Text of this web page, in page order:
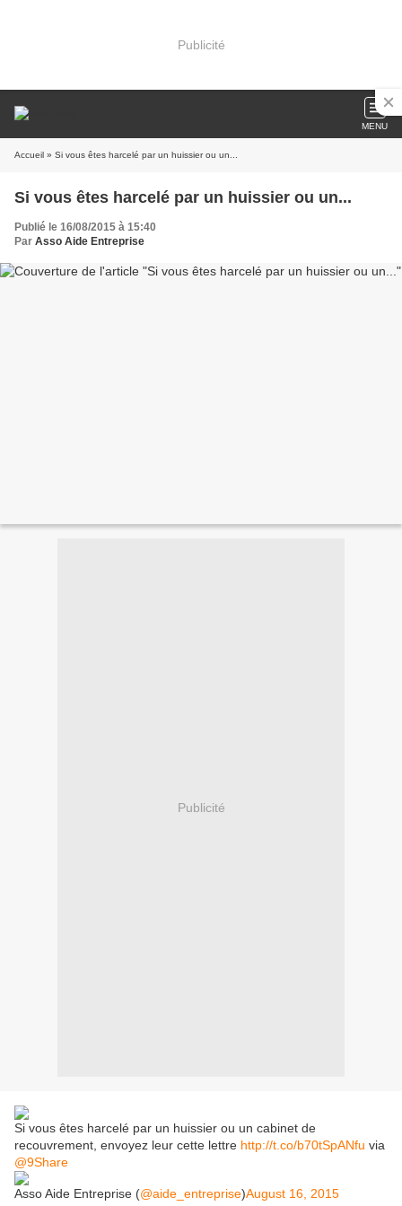
Publicité
MENU
Accueil » Si vous êtes harcelé par un huissier ou un...
Si vous êtes harcelé par un huissier ou un...
Publié le 16/08/2015 à 15:40
Par Asso Aide Entreprise
Publicité
Si vous êtes harcelé par un huissier ou un cabinet de
recouvrement, envoyez leur cette lettre http://t.co/b70tSpANfu via
@9Share
Asso Aide Entreprise (@aide_entreprise)August 16, 2015